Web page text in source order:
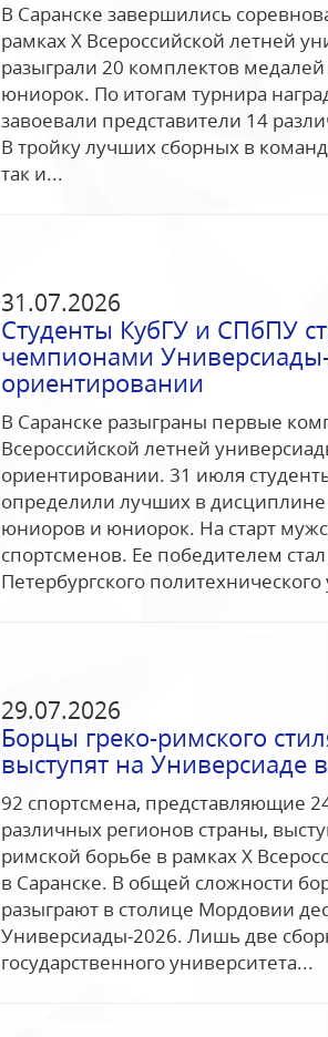
В Саранске завершились
рамках Х Всероссийской летней
разыграли 20 комплектов
юниорок. По итогам турнира
завоевали представители 14
В тройку лучших сборных в
так и...
31.07.2026
Студенты КубГУ и СПбПУ
чемпионами
ориентировании
В Саранске разыграны первые
Всероссийской летней
ориентировании. 31 июля
определили лучших в дисциплине
юниоров и юниорок. На старт
спортсменов. Ее победителем стал
Петербургского
29.07.2026
Борцы греко-римского
выступят на Универсиаде
92 спортсмена, представляющие
различных регионов страны,
римской борьбе в рамках Х
в Саранске. В общей сложности
разыграют в столице Мордовии
Универсиады-2026. Лишь две
государственного университета...